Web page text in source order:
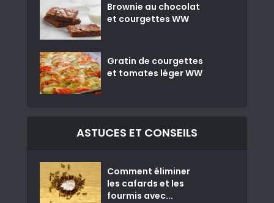
Brownie au chocolat
et courgettes WW
Gratin de courgettes
et tomates léger WW
ASTUCES ET CONSEILS
Comment éliminer
les cafards et les
fourmis avec...